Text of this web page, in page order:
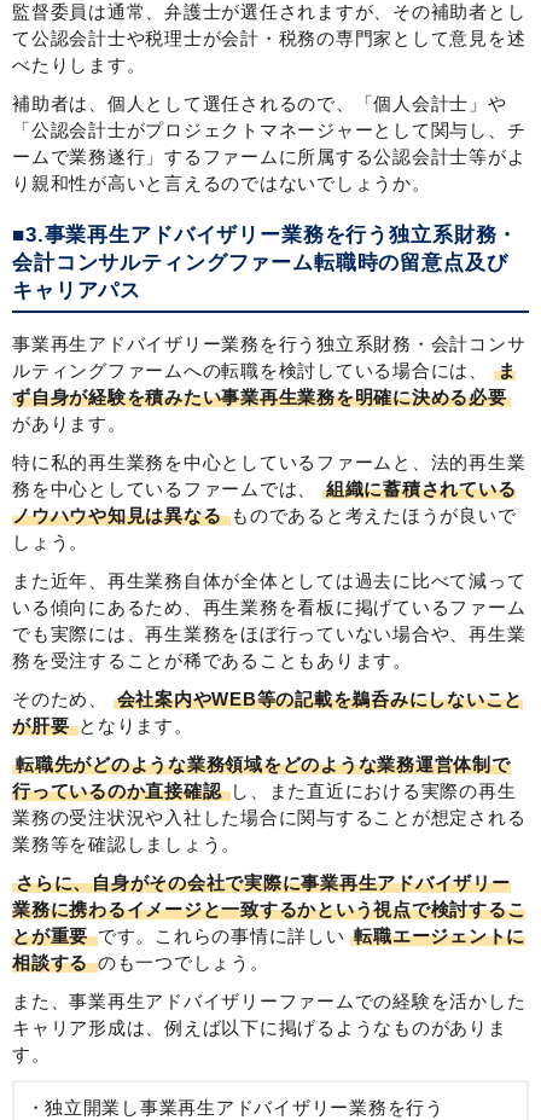
監督委員は通常、弁護士が選任されますが、その補助者とし
て公認会計士や税理士が会計・税務の専門家として意見を述
べたりします。
補助者は、個人として選任されるので、「個人会計士」や
「公認会計士がプロジェクトマネージャーとして関与し、チ
ームで業務遂行」するファームに所属する公認会計士等がよ
り親和性が高いと言えるのではないでしょうか。
■3.事業再生アドバイザリー業務を行う独立系財務・
会計コンサルティングファーム転職時の留意点及び
キャリアパス
事業再生アドバイザリー業務を行う独立系財務・会計コンサ
ルティングファームへの転職を検討している場合には、
ま
ず自身が経験を積みたい事業再生業務を明確に決める必要
があります。
特に私的再生業務を中心としているファームと、法的再生業
務を中心としているファームでは、
組織に蓄積されている
ノウハウや知見は異なる ものであると考えたほうが良いで
しょう。
また近年、再生業務自体が全体としては過去に比べて減って
いる傾向にあるため、再生業務を看板に掲げているファーム
でも実際には、再生業務をほぼ行っていない場合や、再生業
務を受注することが稀であることもあります。
そのため、
会社案内やWEB等の記載を鵜呑みにしないこと
が肝要 となります。
転職先がどのような業務領域をどのような業務運営体制で
行っているのか直接確認 し、また直近における実際の再生
業務の受注状況や入社した場合に関与することが想定される
業務等を確認しましょう。
さらに、自身がその会社で実際に事業再生アドバイザリー
業務に携わるイメージと一致するかという視点で検討するこ
とが重要です。これらの事情に詳しい転職エージェントに
相談するのも一つでしょう。
また、事業再生アドバイザリーファームでの経験を活かした
キャリア形成は、例えば以下に掲げるようなものがありま
す。
独立開業し事業再生アドバイザリー業務を行う